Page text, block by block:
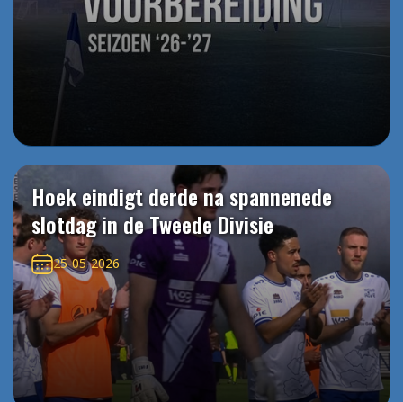
Hoek eindigt derde na spannenede
slotdag in de Tweede Divisie
25-05-2026